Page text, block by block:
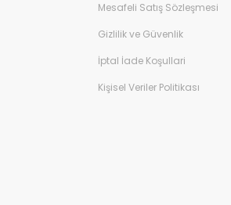
Mesafeli Satış Sözleşmesi
Gizlilik ve Güvenlik
İptal İade Koşullari
Kişisel Veriler Politikası